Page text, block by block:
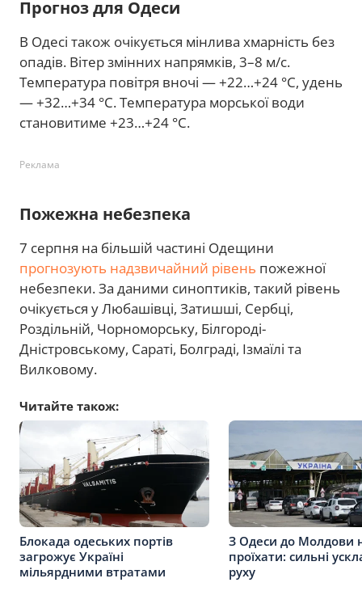
Прогноз для Одеси
В Одесі також очікується мінлива хмарність без
опадів. Вітер змінних напрямків, 3–8 м/с.
Температура повітря вночі — +22…+24 °С, удень
— +32…+34 °С. Температура морської води
становитиме +23…+24 °С.
Реклама
Пожежна небезпека
7 серпня на більшій частині Одещини
прогнозують надзвичайний рівень пожежної
небезпеки. За даними синоптиків, такий рівень
очікується у Любашівці, Затишші, Сербці,
Роздільній, Чорноморську, Білгороді-
Дністровському, Сараті, Болграді, Ізмаїлі та
Вилковому.
Читайте також:
Блокада одеських портів
загрожує Україні
мільярдними втратами
З Одеси до Молдови
проїхати: сильні
руху